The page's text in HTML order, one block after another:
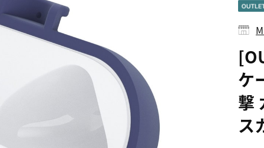
ケ
撃
ス